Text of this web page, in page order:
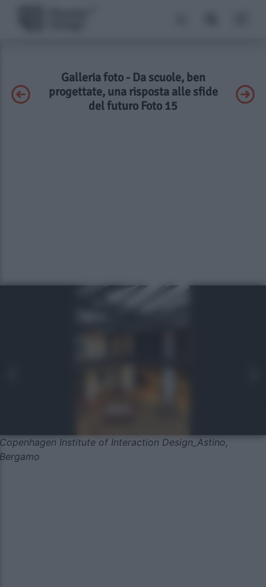
Galleria foto - Da scuole, ben
progettate, una risposta alle sfide
del futuro Foto 15
Copenhagen Institute of Interaction Design_Astino,
Bergamo